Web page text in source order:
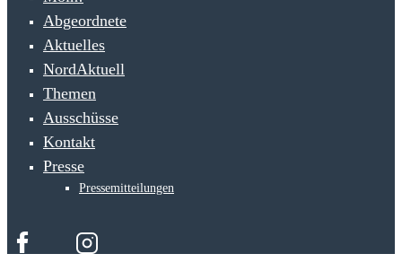
Abgeordnete
Aktuelles
NordAktuell
Themen
Ausschüsse
Kontakt
Presse
Pressemitteilungen